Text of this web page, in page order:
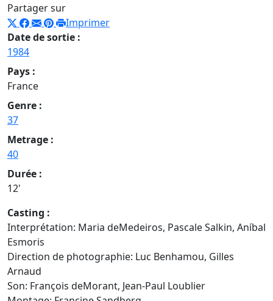
Partager sur
Imprimer
Date de sortie :
1984
Pays :
France
Genre :
37
Metrage :
40
Durée :
12'
Casting :
Interprétation: Maria deMedeiros, Pascale Salkin, Aníbal
Esmoris
Direction de photographie: Luc Benhamou, Gilles
Arnaud
Son: François deMorant, Jean-Paul Loublier